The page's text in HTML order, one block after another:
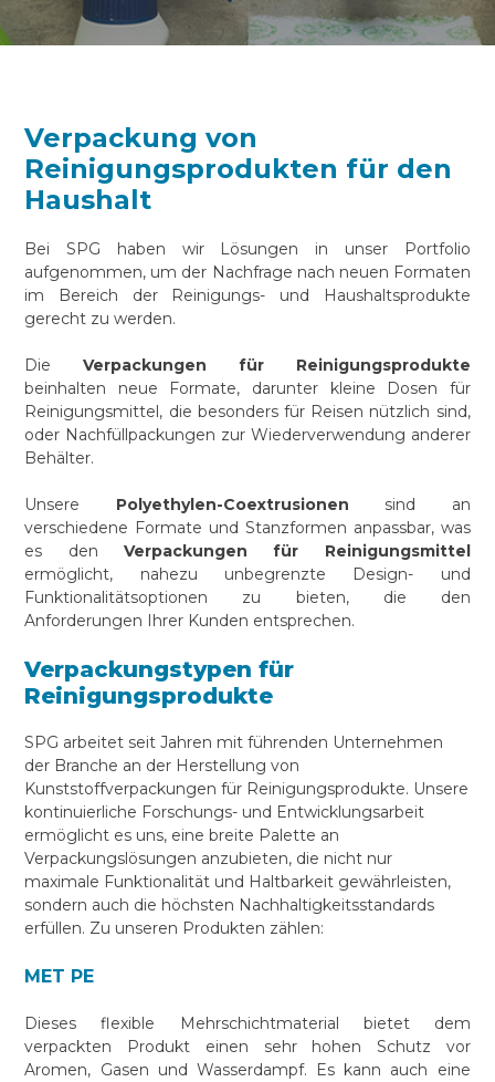
Verpackung von
Reinigungsprodukten für den
Haushalt
Bei SPG haben wir Lösungen in unser Portfolio
aufgenommen, um der Nachfrage nach neuen Formaten
im Bereich der Reinigungs- und Haushaltsprodukte
gerecht zu werden.
DieVerpackungen für Reinigungsprodukte
beinhalten neue Formate, darunter kleine Dosen für
Reinigungsmittel, die besonders für Reisen nützlich sind,
oder Nachfüllpackungen zur Wiederverwendung anderer
Behälter.
Unsere Polyethylen-Coextrusionen sind an
verschiedene Formate und Stanzformen anpassbar, was
es den Verpackungen für Reinigungsmittel
ermöglicht, nahezu unbegrenzte Design- und
Funktionalitätsoptionen zu bieten, die den
Anforderungen Ihrer Kunden entsprechen.
Verpackungstypen für
Reinigungsprodukte
SPG arbeitet seit Jahren mit führenden Unternehmen
der Branche an der Herstellung von
Kunststoffverpackungen für Reinigungsprodukte. Unsere
kontinuierliche Forschungs- und Entwicklungsarbeit
ermöglicht es uns, eine breite Palette an
Verpackungslösungen anzubieten, die nicht nur
maximale Funktionalität und Haltbarkeit gewährleisten,
sondern auch die höchsten Nachhaltigkeitsstandards
erfüllen. Zu unseren Produkten zählen:
MET PE
Dieses flexible Mehrschichtmaterial bietet dem
verpackten Produkt einen sehr hohen Schutz vor
Aromen, Gasen und Wasserdampf. Es kann auch eine